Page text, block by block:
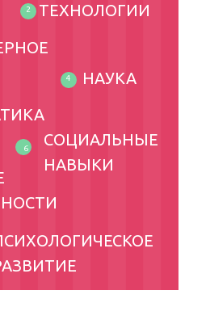
СОЦИАЛЬНЫЕ
НАВЫКИ
6
ТЕХНОЛОГИИ
2
НАУКА
4